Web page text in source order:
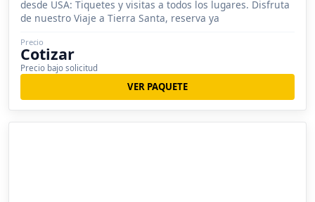
desde USA: Tiquetes y visitas a todos los lugares. Disfruta
de nuestro Viaje a Tierra Santa, reserva ya
Precio
Cotizar
Precio bajo solicitud
VER PAQUETE